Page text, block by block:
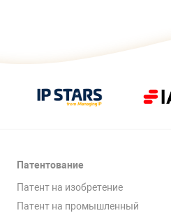
Патентование
Патент на изобретение
Патент на промышленный